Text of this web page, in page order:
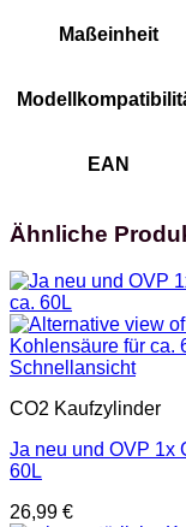
Maßeinheit
EAN
Ähnliche
Schnellansicht
CO2 Kaufzylinder
Ja neu und OVP 1x
60L
26,99 €